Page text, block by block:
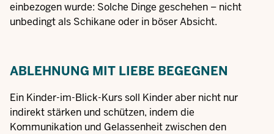
einbezogen wurde: Solche Dinge geschehen – nicht
unbedingt als Schikane oder in böser Absicht.
ABLEHNUNG MIT LIEBE BEGEGNEN
Ein Kinder-im-Blick-Kurs soll Kinder aber nicht nur
indirekt stärken und schützen, indem die
Kommunikation und Gelassenheit zwischen den